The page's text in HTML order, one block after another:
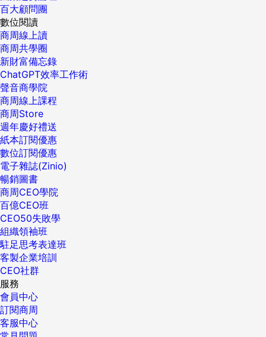
百大顧問團
數位閱讀
商周線上讀
商周共學圈
新財富備忘錄
ChatGPT效率工作術
聲音商學院
商周線上課程
商周Store
週年慶好禮送
紙本訂閱優惠
數位訂閱優惠
電子雜誌(Zinio)
暢銷圖書
商周CEO學院
百億CEO班
CEO50失敗學
組織領袖班
駐足思考表達班
客製企業培訓
CEO社群
服務
會員中心
訂閱商周
客服中心